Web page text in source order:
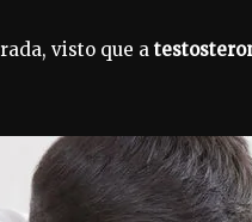
visto que a